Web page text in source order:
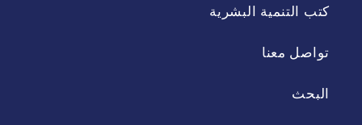
كتب التنمية البشرية
تواصل معنا
البحث